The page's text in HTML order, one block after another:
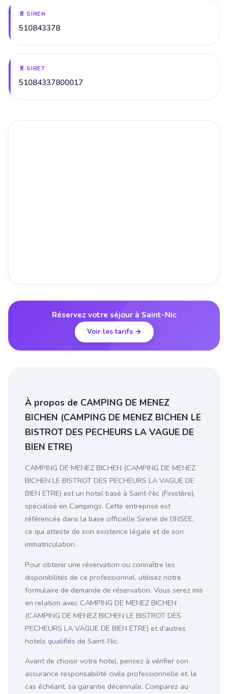
📄 SIREN
510843378
📄 SIRET
51084337800017
Réservez votre séjour à Saint-Nic
Voir les tarifs →
À propos de CAMPING DE MENEZ
BICHEN (CAMPING DE MENEZ BICHEN LE
BISTROT DES PECHEURS LA VAGUE DE
BIEN ETRE)
CAMPING DE MENEZ BICHEN (CAMPING DE MENEZ
BICHEN LE BISTROT DES PECHEURS LA VAGUE DE
BIEN ETRE) est un hotel basé à Saint-Nic (Finistère),
spécialisé en Campings. Cette entreprise est
référencée dans la base officielle Sirene de l’INSEE,
ce qui atteste de son existence légale et de son
immatriculation.
Pour obtenir une réservation ou connaître les
disponibilités de ce professionnel, utilisez notre
formulaire de demande de réservation. Vous serez mis
en relation avec CAMPING DE MENEZ BICHEN
(CAMPING DE MENEZ BICHEN LE BISTROT DES
PECHEURS LA VAGUE DE BIEN ETRE) et d’autres
hotels qualifiés de Saint-Nic.
Avant de choisir votre hotel, pensez à vérifier son
assurance responsabilité civile professionnelle et, le
cas échéant, sa garantie décennale. Comparez au